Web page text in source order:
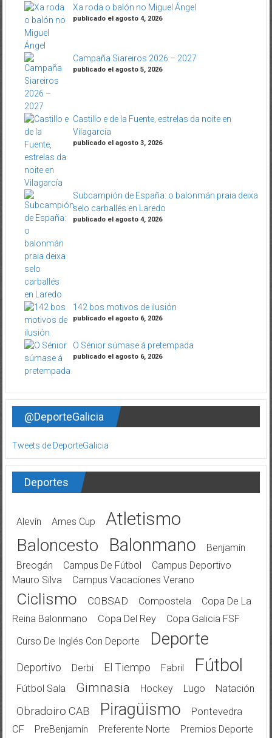
Xa roda o balón no Miguel Ángel
publicado el agosto 4, 2026
Campaña Siareiros 2026 – 2027
publicado el agosto 5, 2026
Castillo e de la Fuente, estrelas da noite en
Vilagarcía
publicado el agosto 3, 2026
Subcampión de España: o balonmán praia deixa
selo carballés en Laredo
publicado el agosto 4, 2026
142 bos motivos de ilusión
publicado el agosto 6, 2026
O Sénior súmase á pretempada
publicado el agosto 6, 2026
@DeporteGalicia
Tweets de DeporteGalicia
Deportes
Alevín Ames Cup Atletismo
Baloncesto Balonmano
Benjamín
Breogán
Campus De Fútbol
Campus Deportivo
Mauro Silva
Campus Vacaciones Verano
Ciclismo COBSAD Compostela
Copa De La
Reina Balonmano
Copa Del Rey
Copa Galicia FSF
Curso De Inglés Con Deporte
Deporte
Deportivo Derbi El Tiempo Fabril Fútbol
Fútbol Sala Gimnasia Hockey Lugo Natación
Obradoiro CAB Piragüismo
Pontevedra
CF
PreBenjamín Preferente Norte
Premios Deporte